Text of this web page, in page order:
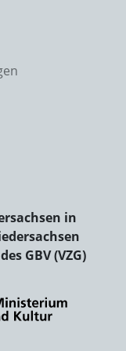
in
GBV (VZG)